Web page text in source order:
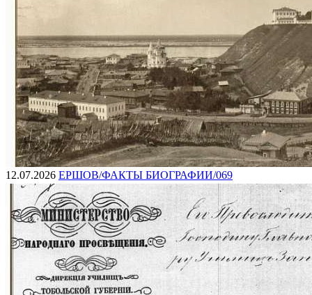
12.07.2026 ЕРШОВ/ФАКТЫ БИОГРАФИИ/069